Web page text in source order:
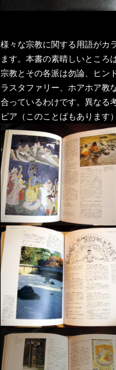
様々な宗教に関する用語がカ
ます。本書の素晴しいところ
宗教とその各派は勿論、ヒン
ラスタファリー、ホアホア教
合っているわけです。異なる
ピア（このことばもあります